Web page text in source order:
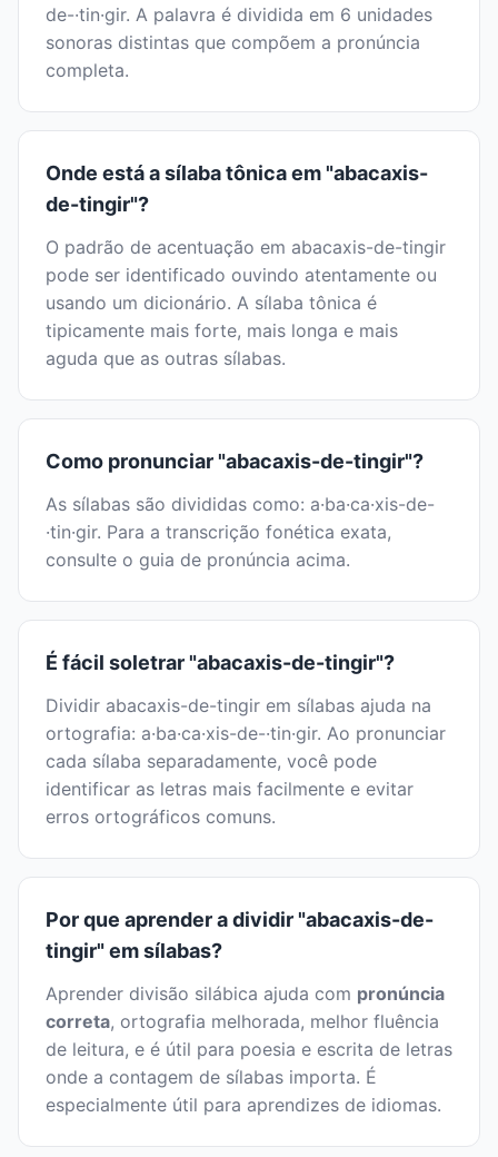
de-·tin·gir. A palavra é dividida em 6 unidades
sonoras distintas que compõem a pronúncia
completa.
Onde está a sílaba tônica em "abacaxis-
de-tingir"?
O padrão de acentuação em abacaxis-de-tingir
pode ser identificado ouvindo atentamente ou
usando um dicionário. A sílaba tônica é
tipicamente mais forte, mais longa e mais
aguda que as outras sílabas.
Como pronunciar "abacaxis-de-tingir"?
As sílabas são divididas como: a·ba·ca·xis-de-
·tin·gir. Para a transcrição fonética exata,
consulte o guia de pronúncia acima.
É fácil soletrar "abacaxis-de-tingir"?
Dividir abacaxis-de-tingir em sílabas ajuda na
ortografia: a·ba·ca·xis-de-·tin·gir. Ao pronunciar
cada sílaba separadamente, você pode
identificar as letras mais facilmente e evitar
erros ortográficos comuns.
Por que aprender a dividir "abacaxis-de-
tingir" em sílabas?
Aprender divisão silábica ajuda com pronúncia
correta, ortografia melhorada, melhor fluência
de leitura, e é útil para poesia e escrita de letras
onde a contagem de sílabas importa. É
especialmente útil para aprendizes de idiomas.